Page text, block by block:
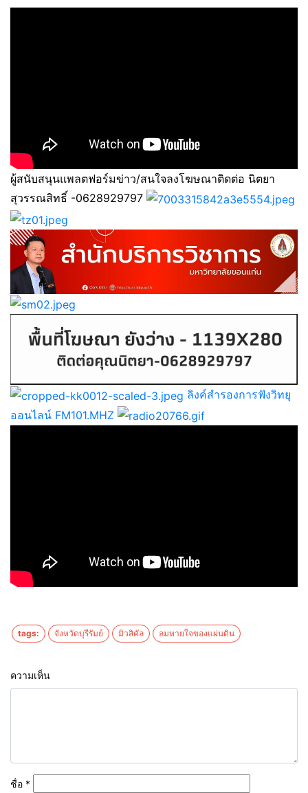
ผู้สนับสนุนแพลตฟอร์มข่าว/สนใจลงโฆษณาติดต่อ นิตยา
สุวรรณสิทธิ์ -0628929797
ลิงค์สำรองการฟังวิทยุ
ออนไลน์ FM101.MHZ
tags: จังหวัดบุรีรัมย์ มิวสิคัล ลมหายใจของแผ่นดิน
ความเห็น
ชื่อ *